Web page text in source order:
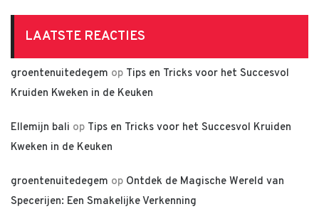
LAATSTE REACTIES
groentenuitedegem op Tips en Tricks voor het Succesvol
Kruiden Kweken in de Keuken
Ellemijn bali op Tips en Tricks voor het Succesvol Kruiden
Kweken in de Keuken
groentenuitedegem op Ontdek de Magische Wereld van
Specerijen: Een Smakelijke Verkenning